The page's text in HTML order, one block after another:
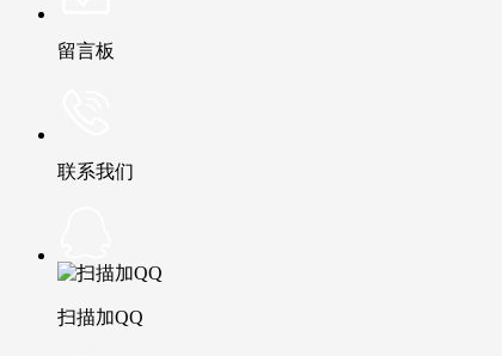
留言板
联系我们
扫描加QQ